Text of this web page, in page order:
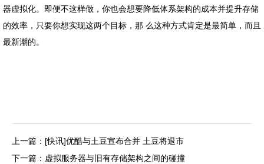
器虚拟化。即便不这样做，你也会想要降低体系架构的成本并提升存储
的效率，只要你想实现这两个目标，那 么这种方式肯定是最简单，而且
最新潮的。
上一篇：[快讯]优酷与土豆宣布合并 土豆将退市
下一篇：虚拟服务器与旧有存储架构之间的碰撞